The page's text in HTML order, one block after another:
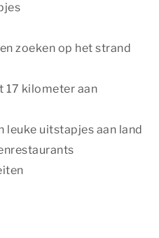
zoeken op het strand
17 kilometer aan
uitstapjes aan land